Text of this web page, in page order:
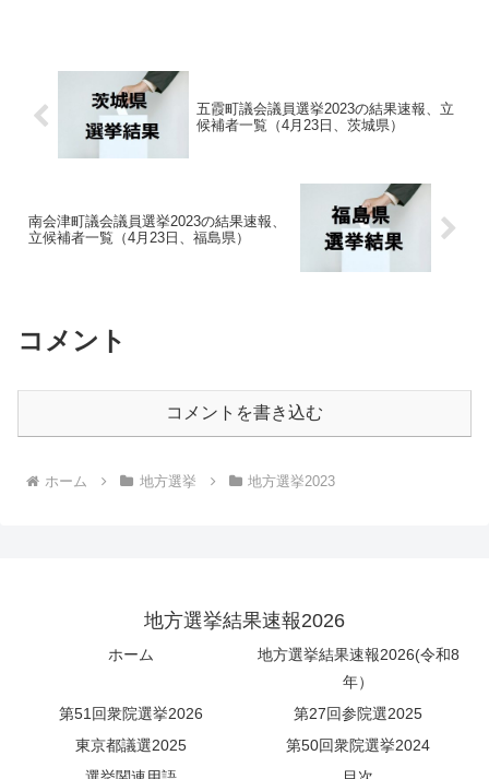
五霞町議会議員選挙2023の結果速報、立
候補者一覧（4月23日、茨城県）
南会津町議会議員選挙2023の結果速報、
立候補者一覧（4月23日、福島県）
コメント
コメントを書き込む
ホーム 地方選挙 地方選挙2023
地方選挙結果速報2026
ホーム
地方選挙結果速報2026(令和8
年）
第51回衆院選挙2026
第27回参院選2025
東京都議選2025
第50回衆院選挙2024